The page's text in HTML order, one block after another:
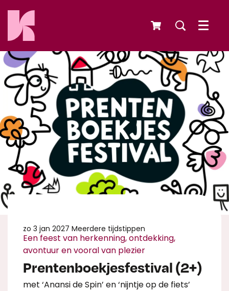
Menu
Prentenboekjesfestival (2+)
met ‘Anansi de Spin’ en ‘nijntje op de fiets’
Een feest van herkenning, ontdekking,
avontuur en vooral van plezier
zo 3 jan 2027 Meerdere tijdstippen